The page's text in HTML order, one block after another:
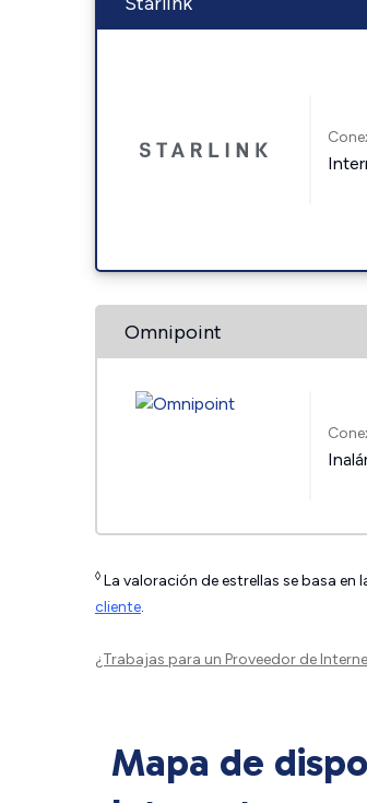
Omnipoint
◊ La valoración de estrellas se basa en
cliente.
¿Trabajas para un Proveedor de
Mapa de